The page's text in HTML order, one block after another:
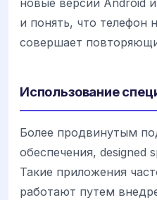
новые версии Android
и понять, что телефон
совершает
Использование
Более продвинутым
обеспечения, designed
Такие приложения
работают путем